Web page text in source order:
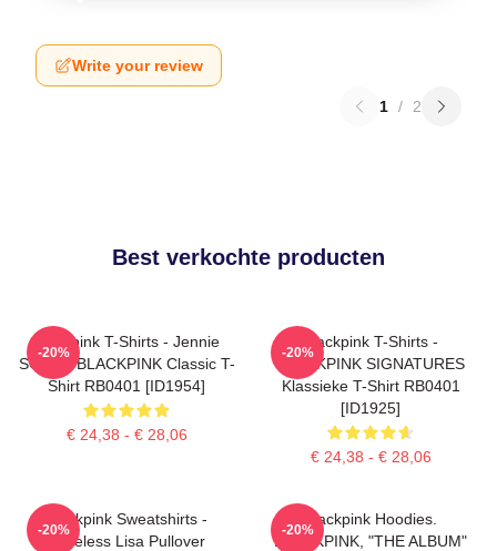
Write your review
1 / 2
Best verkochte producten
Blackpink T-Shirts - Jennie
SOLO - BLACKPINK Classic T-
Shirt RB0401 [ID1954]
€ 24,38 - € 28,06
-20%
Blackpink T-Shirts -
BLACKPINK SIGNATURES
Klassieke T-Shirt RB0401
[ID1925]
€ 24,38 - € 28,06
-20%
Blackpink Sweatshirts -
Faceless Lisa Pullover
-20%
Blackpink Hoodies.
BLACKPINK, "THE ALBUM"
-20%